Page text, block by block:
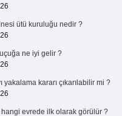
ütü kuruluğu nedir ?
ne iyi gelir ?
yakalama kararı çıkarılabilir mi ?
hangi evrede ilk olarak görülür ?